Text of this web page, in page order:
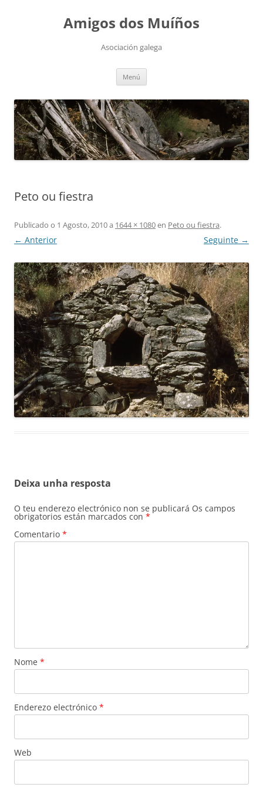
Amigos dos Muíños
Asociación galega
Menú
Peto ou fiestra
Publicado o 1 Agosto, 2010a 1644 × 1080en Peto ou fiestra.
← Anterior Seguinte →
Deixa unha resposta
O teu enderezo electrónico non se publicará Os campos
obrigatorios están marcados con *
Comentario *
Nome *
Enderezo electrónico *
Web